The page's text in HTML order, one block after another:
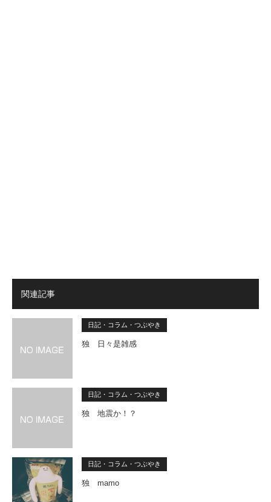
関連記事
日記・コラム・つぶやき
独 日々是雑感
日記・コラム・つぶやき
独 地震か！？
日記・コラム・つぶやき
独 mamo